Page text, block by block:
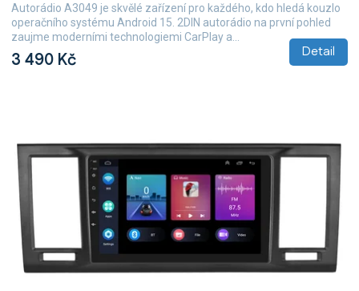
3 490 Kč Detail
Autorádio A3049 je skvělé zařízení pro každého, kdo hledá kouzlo
operačního systému Android 15. 2DIN autorádio na první pohled
zaujme moderními technologiemi CarPlay a...